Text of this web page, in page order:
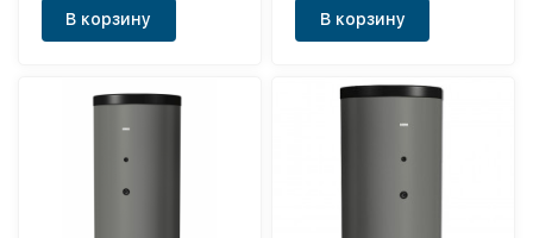
В корзину В корзину